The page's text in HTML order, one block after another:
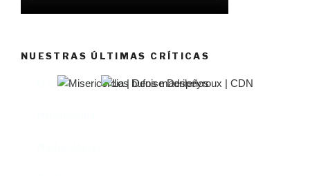
NUESTRAS ÚLTIMAS CRÍTICAS
El castillo de Lindabridis